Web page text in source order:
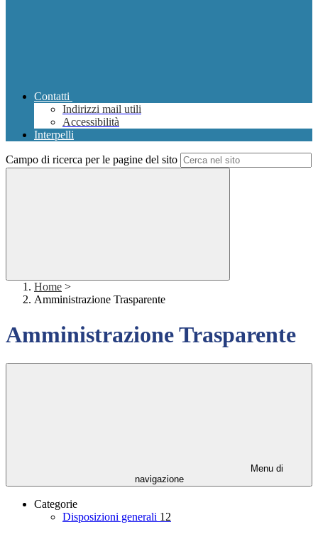
Contatti
Indirizzi mail utili
Accessibilità
Interpelli
Campo di ricerca per le pagine del sito
Home >
Amministrazione Trasparente
Amministrazione Trasparente
Menu di
navigazione
Categorie
Disposizioni generali 12